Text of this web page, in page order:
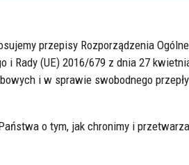
przepisy Rozporządzenia
i Rady (UE) 2016/679 z dnia 27
i w sprawie swobodnego
o tym, jak chronimy i